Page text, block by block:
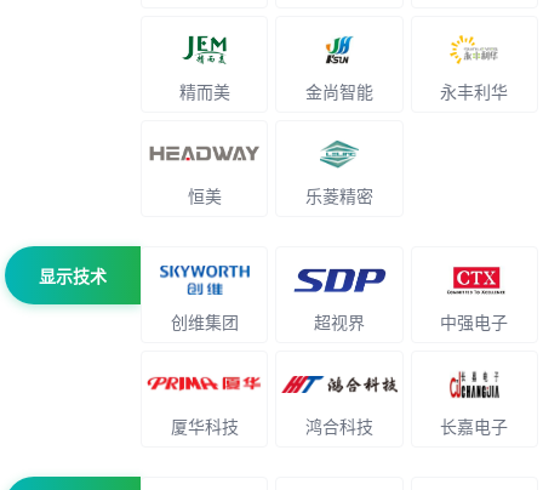
精而美 金尚智能 永丰利华
恒美 乐菱精密
显示技术
创维集团 超视界 中强电子
厦华科技 鸿合科技 长嘉电子